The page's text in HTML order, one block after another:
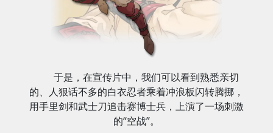
于是，在宣传片中，我们可以看到熟悉亲切
的、人狠话不多的白衣忍者乘着冲浪板闪转腾挪，
用手里剑和武士刀追击赛博士兵，上演了一场刺激
的“空战”。